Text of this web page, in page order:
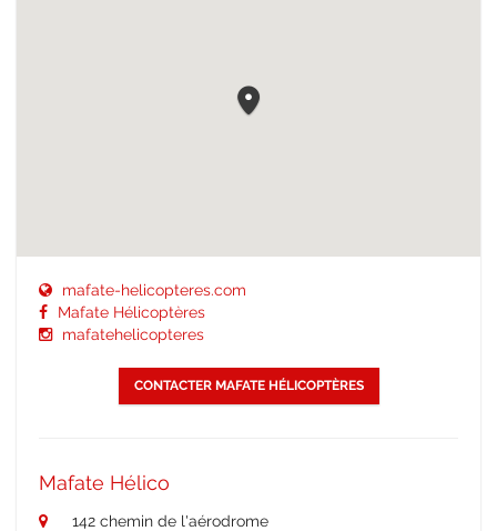
mafate-helicopteres.com
Mafate Hélicoptères
mafatehelicopteres
CONTACTER MAFATE HÉLICOPTÈRES
Mafate Hélico
142 chemin de l'aérodrome